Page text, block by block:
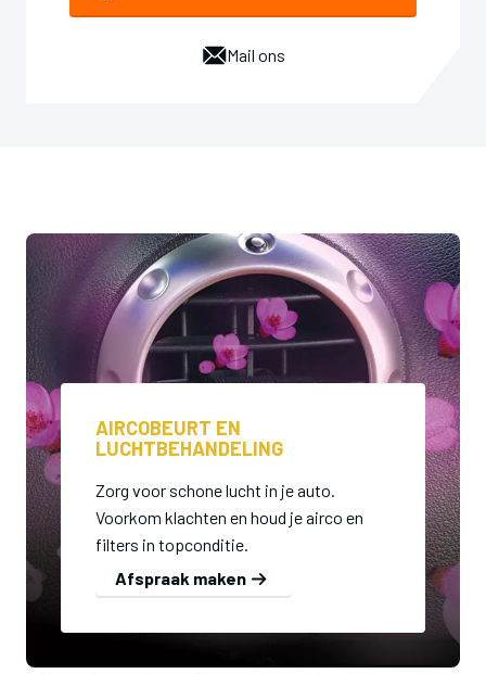
Mail ons
AIRCOBEURT EN
LUCHTBEHANDELING
Zorg voor schone lucht in je auto.
Voorkom klachten en houd je airco en
filters in topconditie.
Afspraak maken